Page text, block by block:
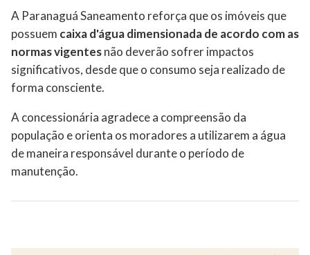
A Paranaguá Saneamento reforça que os imóveis que
possuem caixa d'água dimensionada de acordo com as
normas vigentesnão deverão sofrer impactos
significativos, desde que o consumo seja realizado de
forma consciente.
A concessionária agradece a compreensão da
população e orienta os moradores a utilizarem a água
de maneira responsável durante o período de
manutenção.